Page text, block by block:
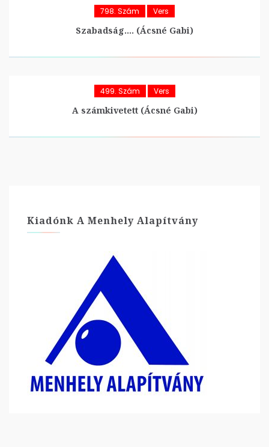
798. Szám Vers
Szabadság…. (Ácsné Gabi)
499. Szám Vers
A számkivetett (Ácsné Gabi)
Kiadónk A Menhely Alapítvány